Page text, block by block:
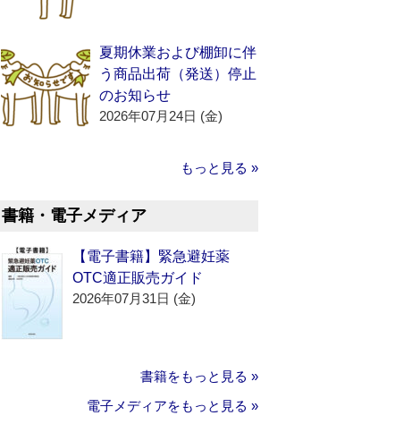
夏期休業および棚卸に伴
う商品出荷（発送）停止
のお知らせ
2026年07月24日 (金)
もっと見る »
書籍・電子メディア
【電子書籍】緊急避妊薬
OTC適正販売ガイド
2026年07月31日 (金)
書籍をもっと見る »
電子メディアをもっと見る »